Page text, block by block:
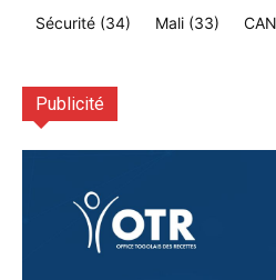
Sécurité (34) Mali (33)
Publicité